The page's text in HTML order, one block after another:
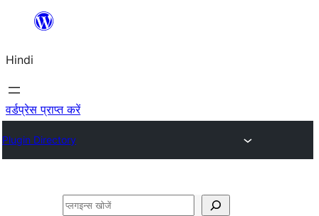
सामग्री
जाएं
Hindi
वर्डप्रेस प्राप्त करें
Plugin Directory
खोजें